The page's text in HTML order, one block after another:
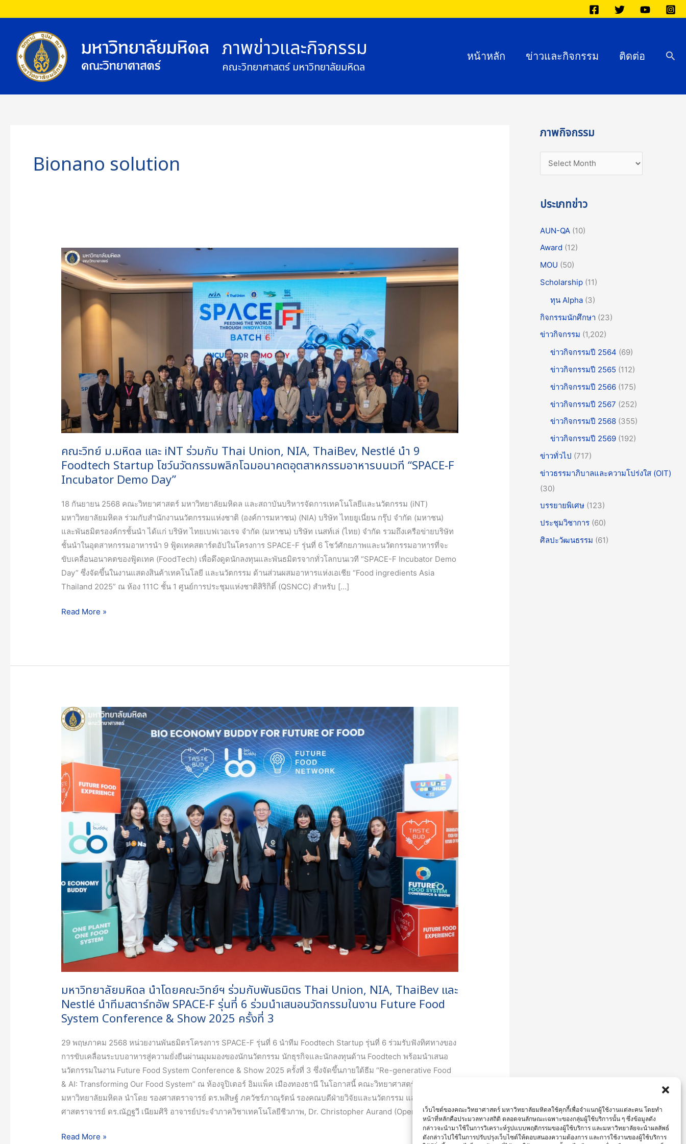
เว็บไซต์ของคณะวิทยาศาสตร์ มหาวิทยาลัยมหิดลใช้คุกกี้เพื่อจำแนกผู้ใช้งานแต่ละคน โดยทำ
หน้าที่หลักคือประมวลทางสถิติ ตลอดจนลักษณะเฉพาะของกลุ่มผู้ใช้บริการนั้น ๆ ซึ่งข้อมูลดัง
กล่าวจะนำมาใช้ในการวิเคราะห์รูปแบบพฤติกรรมของผู้ใช้บริการ และมหาวิทยาลัยจะนำผลลัพธ์
ดังกล่าวไปใช้ในการปรับปรุงเว็บไซต์ให้ตอบสนองความต้องการ และการใช้งานของผู้ใช้บริการ
to
content
ภาพข่าวและกิจกรรม
คณะวิทยาศาสตร์ มหาวิทยาลัยมหิดล
หน้าหลัก ข่าวและกิจกรรม ติดต่อ
Bionano solution
คณะวิทย์ ม.มหิดล และ iNT ร่วมกับ Thai Union, NIA, ThaiBev, Nestlé นำ 9
Foodtech Startup โชว์นวัตกรรมพลิกโฉมอนาคตอุตสาหกรรมอาหารบนเวที “SPACE-F
Incubator Demo Day”
18 กันยายน 2568 คณะวิทยาศาสตร์ มหาวิทยาลัยมหิดล และสถาบันบริหารจัดการเทคโนโลยีและนวัตกรรม (iNT)
มหาวิทยาลัยมหิดล ร่วมกับสำนักงานนวัตกรรมแห่งชาติ (องค์การมหาชน) (NIA) บริษัท ไทยยูเนี่ยน กรุ๊ป จำกัด (มหาชน)
และพันธมิตรองค์กรชั้นนำ ได้แก่ บริษัท ไทยเบฟเวอเรจ จำกัด (มหาชน) บริษัท เนสท์เล่ (ไทย) จำกัด รวมถึงเครือข่ายบริษัท
ชั้นนำในอุตสาหกรรมอาหารนำ 9 ฟู้ดเทคสตาร์ตอัปในโครงการ SPACE-F รุ่นที่ 6 โชว์ศักยภาพและนวัตกรรมอาหารที่จะ
ขับเคลื่อนอนาคตของฟู้ดเทค (FoodTech) เพื่อดึงดูดนักลงทุนและพันธมิตรจากทั่วโลกบนเวที “SPACE-F Incubator Demo
Day” ซึ่งจัดขึ้นในงานแสดงสินค้าเทคโนโลยี และนวัตกรรม ด้านส่วนผสมอาหารแห่งเอเชีย “Food ingredients Asia
Thailand 2025” ณ ห้อง 111C ชั้น 1 ศูนย์การประชุมแห่งชาติสิริกิติ์ (QSNCC) สำหรับ […]
คณะ
วิทย์
ม.มหิดล
ร่วม
ThaiBev,
Nestlé
นำ
9
Foodtech
Startup
โชว์
พลิก
โฉม
อนาคต
อุตสาหกรรม
อาหาร
บน
เวที
F
Read More »
มหาวิทยาลัยมหิดล นำโดยคณะวิทย์ฯ ร่วมกับพันธมิตร Thai Union, NIA, ThaiBev และ
Nestlé นำทีมสตาร์ทอัพ SPACE-F รุ่นที่ 6 ร่วมนำเสนอนวัตกรรมในงาน Future Food
System Conference & Show 2025 ครั้งที่ 3
29 พฤษภาคม 2568 หน่วยงานพันธมิตรโครงการ SPACE-F รุ่นที่ 6 นำทีม Foodtech Startup รุ่นที่ 6 ร่วมรับฟังทิศทางของ
การขับเคลื่อนระบบอาหารสู่ความยั่งยืนผ่านมุมมองของนักนวัตกรรม นักธุรกิจและนักลงทุนด้าน Foodtech พร้อมนำเสนอ
นวัตกรรมในงาน Future Food System Conference & Show 2025 ครั้งที่ 3 ซึ่งจัดขึ้นภายใต้ธีม “Re-generative Food
& AI: Transforming Our Food System” ณ ห้องจูปิเตอร์ อิมแพ็ค เมืองทองธานี ในโอกาสนี้ คณะวิทยาศาสตร์
มหาวิทยาลัยมหิดล นำโดย รองศาสตราจารย์ ดร.พสิษฐ์ ภควัชร์ภาณุรัตน์ รองคณบดีฝ่ายวิจัยและนวัตกรรม และรอง
ศาสตราจารย์ ดร.ณัฏฐวี เนียมศิริ อาจารย์ประจำภาควิชาเทคโนโลยีชีวภาพ, Dr. Christopher Aurand (Open Innovation
มหาวิทยาลัย
มหิดล
คณะ
วิทย์ฯ
ร่วม
กับ
พันธมิตร
Thai
Union,
NIA,
ThaiBev
และ
นำ
สตาร์ท
อัพ
F
รุ่น
ที่
ร่วม
นำ
เสนอ
นวัตกรรม
ใน
งาน
Food
Read More »
ภาพกิจกรรม
กิ
ม
ประเภทข่าว
AUN-QA (10)
Award (12)
MOU (50)
Scholarship (11)
ทุน Alpha (3)
กิจกรรมนักศึกษา (23)
ข่าวกิจกรรม (1,202)
ข่าวกิจกรรมปี 2564 (69)
ข่าวกิจกรรมปี 2565 (112)
ข่าวกิจกรรมปี 2566 (175)
ข่าวกิจกรรมปี 2567 (252)
ข่าวกิจกรรมปี 2568 (355)
ข่าวกิจกรรมปี 2569 (192)
ข่าวทั่วไป (717)
ข่าวธรรมาภิบาลและความโปร่งใส (OIT)
(30)
บรรยายพิเศษ (123)
ประชุมวิชาการ (60)
ศิลปะวัฒนธรรม (61)